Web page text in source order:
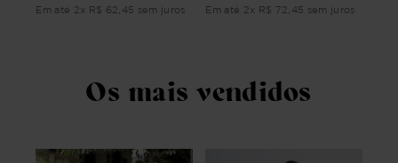
Em até 2x R$ 62 45 sem juros Em até 2x R$ 72 45 sem juros
Os mais vendidos